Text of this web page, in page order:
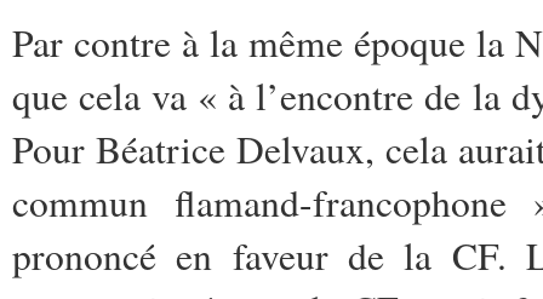
Par contre à la même époque la
que cela va « à l’encontre de la
Pour Béatrice Delvaux, cela
commun flamand-
prononcé en faveur de la CF.